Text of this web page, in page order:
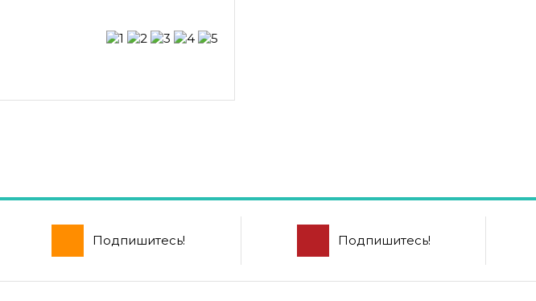
Подпишитесь! Подпишитесь!